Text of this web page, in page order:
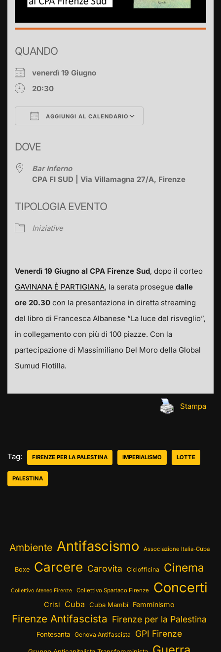
QUANDO
venerdì 19 Giugno
20:30
AGGIUNGI AL CALENDARIO
DOVE
Bar Inferno
CPA FI SUD | Via Villamagna 27/A, Firenze
TIPOLOGIA EVENTO
Iniziative
Venerdì 19 Giugno al CPA Firenze Sud, dopo il corteo
GAVINANA È PARTIGIANA, la serata prosegue dalle
ore 20.30 con la presentazione in diretta streaming
del libro di Francesca Albanese “La luce del risveglio”,
in collegamento con più di 100 piazze. Con la
partecipazione di Massimiliano Del Moro della Global
Sumud Flotilla.
Stampa
Tag: FIRENZE PER LA PALESTINA IMPERIALISMO LOTTE
PALESTINA
Ambiente Antifascismo Associazione Italia-Cuba
Boxe Carcere Carovita Ciclofficina Cinema
Collettivo Ateneo Firenze Collettivo Spartaco Firenze Concerti
Crisi Cuba Cuba Mambí Femminismo
Firenze Antifascista Firenze per la Palestina
Fontesanta Genova Antifascista GPI Firenze